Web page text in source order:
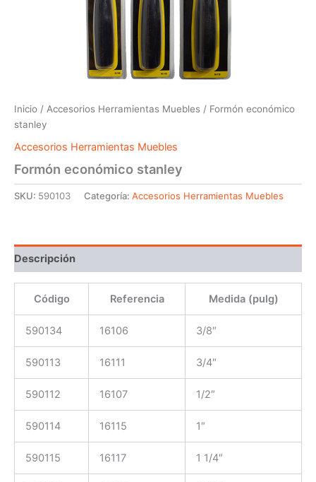
Inicio / Accesorios Herramientas Muebles / Formón económico
stanley
Accesorios Herramientas Muebles
Formón económico stanley
SKU: 590103 Categoría: Accesorios Herramientas Muebles
Descripción
Código Referencia Medida (pulg)
590134 16106 3/8″
590113 16111 3/4″
590112 16107 1/2″
590114 16115 1″
590115 16117 1 1/4″